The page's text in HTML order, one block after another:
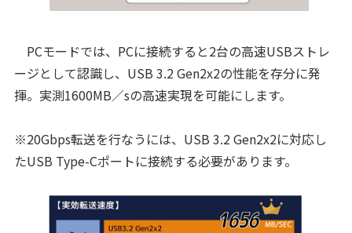
PCモードでは、PCに接続すると2台の高速USBストレ
ージとして認識し、USB 3.2 Gen2x2の性能を存分に発
揮。実測1600MB／sの高速実現を可能にします。
※20Gbps転送を行なうには、USB 3.2 Gen2x2に対応し
たUSB Type-Cポートに接続する必要があります。